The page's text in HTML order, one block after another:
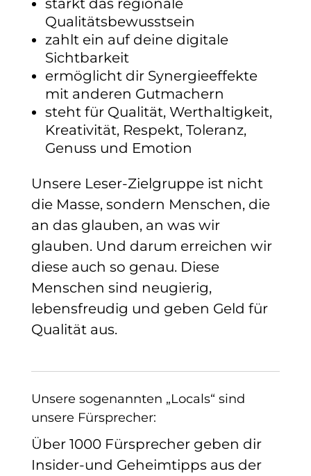
stärkt das regionale
Qualitätsbewusstsein
zahlt ein auf deine digitale
Sichtbarkeit
ermöglicht dir Synergieeffekte
mit anderen Gutmachern
steht für Qualität, Werthaltigkeit,
Kreativität, Respekt, Toleranz,
Genuss und Emotion
Unsere Leser-Zielgruppe ist nicht
die Masse, sondern Menschen, die
an das glauben, an was wir
glauben. Und darum erreichen wir
diese auch so genau. Diese
Menschen sind neugierig,
lebensfreudig und geben Geld für
Qualität aus.
Unsere sogenannten „Locals“ sind
unsere Fürsprecher:
Über 1000 Fürsprecher geben dir
Insider-und Geheimtipps aus der